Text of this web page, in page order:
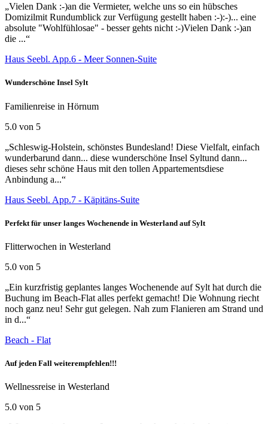
„Vielen Dank :-)an die Vermieter, welche uns so ein hübsches
Domizilmit Rundumblick zur Verfügung gestellt haben :-):-)... eine
absolute "Wohlfühlosae" - besser gehts nicht :-)Vielen Dank :-)an
die ...“
Haus Seebl. App.6 - Meer Sonnen-Suite
Wunderschöne Insel Sylt
Familienreise in Hörnum
5.0 von 5
„Schleswig-Holstein, schönstes Bundesland! Diese Vielfalt, einfach
wunderbarund dann... diese wunderschöne Insel Syltund dann...
dieses sehr schöne Haus mit den tollen Appartementsdiese
Anbindung a...“
Haus Seebl. App.7 - Käpitäns-Suite
Perfekt für unser langes Wochenende in Westerland auf Sylt
Flitterwochen in Westerland
5.0 von 5
„Ein kurzfristig geplantes langes Wochenende auf Sylt hat durch die
Buchung im Beach-Flat alles perfekt gemacht! Die Wohnung riecht
noch ganz neu! Sehr gut gelegen. Nah zum Flanieren am Strand und
in d...“
Beach - Flat
Auf jeden Fall weiterempfehlen!!!
Wellnessreise in Westerland
5.0 von 5